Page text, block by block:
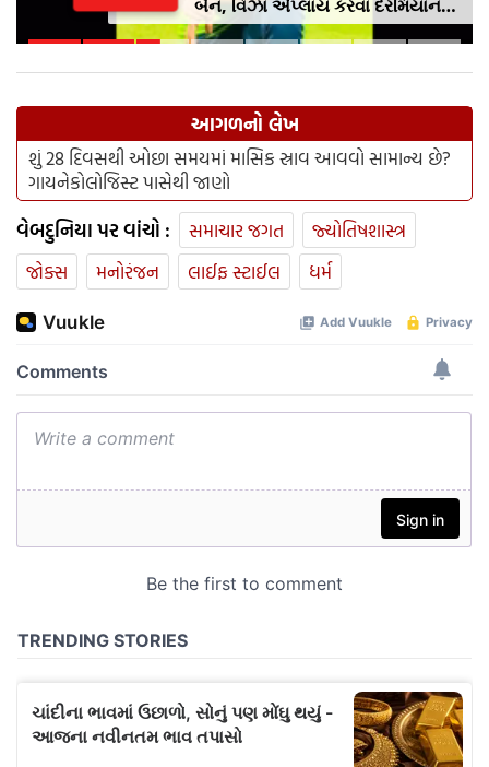
બૈન, વિઝા એપ્લાય કરવા દરમિયાન
આપી ખોટી માહિતી
આગળનો લેખ
શું 28 દિવસથી ઓછા સમયમાં માસિક સ્રાવ આવવો સામાન્ય છે?
ગાયનેકોલોજિસ્ટ પાસેથી જાણો
વેબદુનિયા પર વાંચો : સમાચાર જગત
જ્યોતિષશાસ્ત્ર
જોક્સ
મનોરંજન લાઈફ સ્ટાઈલ ધર્મ